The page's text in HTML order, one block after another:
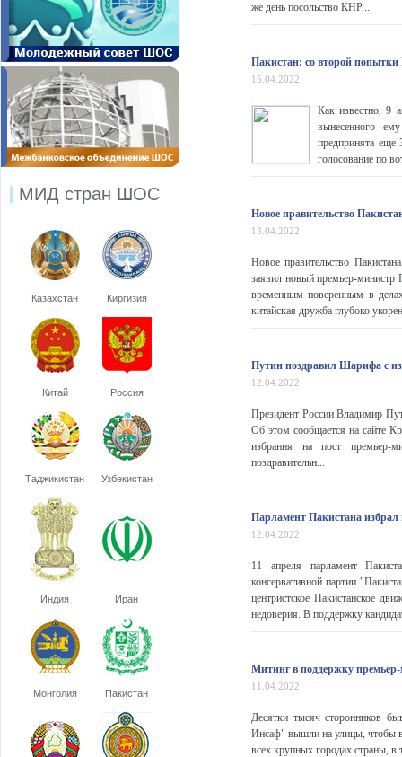
МИД стран ШОС
Казахстан Киргизия
Китай Россия
Таджикистан Узбекистан
Индия Иран
Монголия Пакистан
же день посольство КНР...
Пакистан: со второй
15.04.2022
Как известно, 9
вынесенного
предпринята еще
голосование по
Новое правительство
13.04.2022
Новое правительство
заявил новый премьер-министр
временным поверенным в
китайская дружба глубоко
Путин поздравил Шарифа с
12.04.2022
Президент России Владимир
Об этом сообщается на сайте
избрания на пост премьер-
поздравительн...
Парламент Пакистана избрал
12.04.2022
11 апреля парламент
консервативной партии
центристское Пакистанское
недоверия. В поддержку
Митинг в поддержку
11.04.2022
Десятки тысяч сторонников
Инсаф" вышли на улицы, чтобы
всех крупных городах страны, в